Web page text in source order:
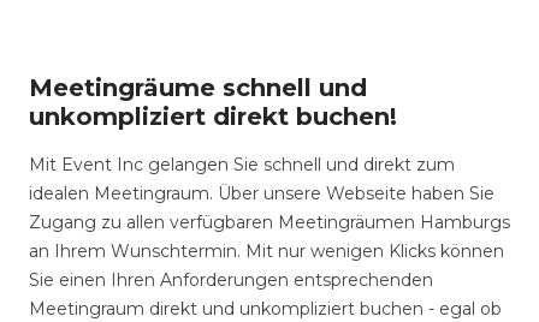
Meetingräume schnell und
unkompliziert direkt buchen!
Mit Event Inc gelangen Sie schnell und direkt zum
idealen Meetingraum. Über unsere Webseite haben Sie
Zugang zu allen verfügbaren Meetingräumen Hamburgs
an Ihrem Wunschtermin. Mit nur wenigen Klicks können
Sie einen Ihren Anforderungen entsprechenden
Meetingraum direkt und unkompliziert buchen - egal ob